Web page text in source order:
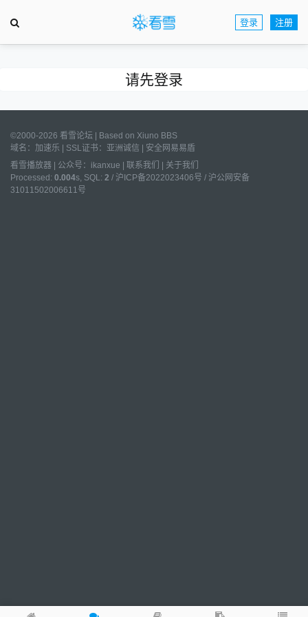
登录 注册
请先登录
©2000-2026 看雪论坛 | Based on Xiuno BBS
域名： 加速乐 | SSL证书： 亚洲诚信
安全网易易盾
看雪播放器
公众号：ikanxue 联系我们
关于我们
Processed: 0.004s, SQL: 2 / 沪ICP备2022023406号 / 沪公网安备
31011502006611号